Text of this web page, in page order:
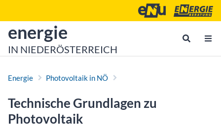
Energie- und
zur Startseite von
energie
IN NIEDERÖSTERREICH
Energie Photovoltaik in NÖ
Technische Grundlagen zu
Photovoltaik